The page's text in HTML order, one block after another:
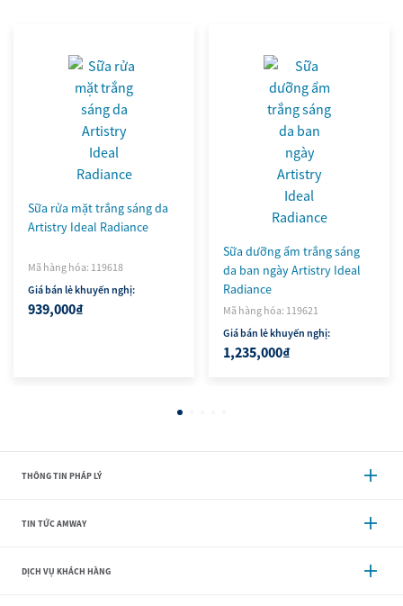
Sữa rửa mặt trắng sáng da
Artistry Ideal Radiance
Mã hàng hóa: 119618
Giá bán lẻ khuyến nghị:
939,000₫
Sữa dưỡng ẩm trắng sáng
da ban ngày Artistry Ideal
Radiance
Mã hàng hóa: 119621
Giá bán lẻ khuyến nghị:
1,235,000₫
THÔNG TIN PHÁP LÝ
TIN TỨC AMWAY
DỊCH VỤ KHÁCH HÀNG